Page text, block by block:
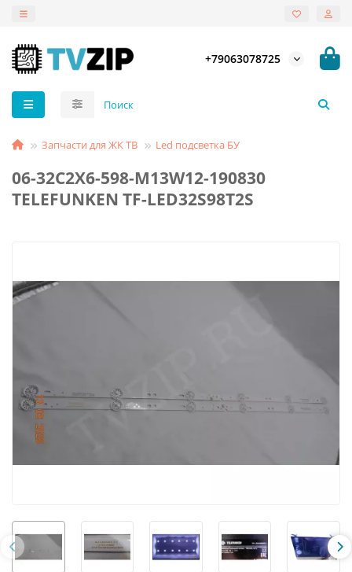
+79063078725
Запчасти для ЖК ТВ Led подсветка БУ
06-32C2X6-598-M13W12-190830
TELEFUNKEN TF-LED32S98T2S